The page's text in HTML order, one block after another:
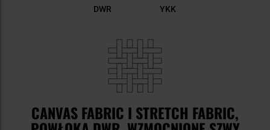
DWR YKK
CANVAS FABRIC I STRETCH FABRIC,